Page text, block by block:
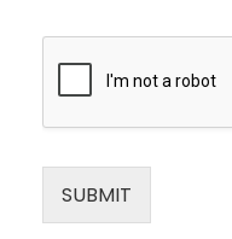
SUBMIT